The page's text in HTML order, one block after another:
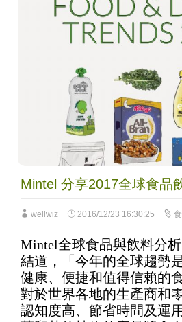
Mintel 分享2017全球食品
wellwiz 2016/12/23 16:30:25
Mintel全球食品與飲料分析
結道，「今年的全球趨勢
健康、便捷和值得信賴的
對於世界各地的生產商和
認知度高、節省時間及運